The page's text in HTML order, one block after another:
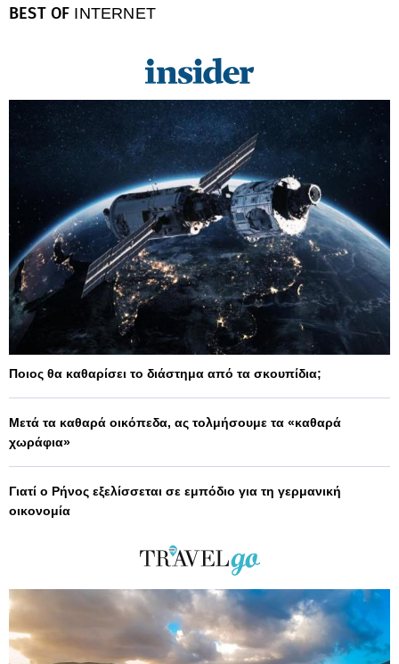
BEST OF INTERNET
Ποιος θα καθαρίσει το διάστημα από τα σκουπίδια;
Μετά τα καθαρά οικόπεδα, ας τολμήσουμε τα «καθαρά
χωράφια»
Γιατί ο Ρήνος εξελίσσεται σε εμπόδιο για τη γερμανική
οικονομία